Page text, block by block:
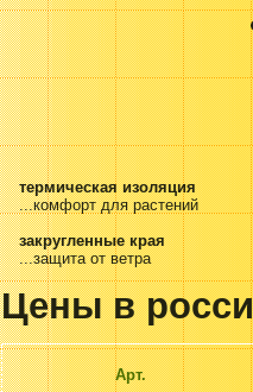
термическая изоляция
...комфорт для растений
закругленные края
...защита от ветра
Цены в
Арт.